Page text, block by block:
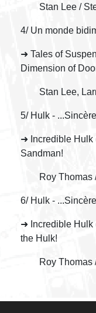
Stan Lee /
4/ Un monde
➜ Tales of
Dimension of
Stan Lee,
5/ Hulk -
➜ Incredible Hulk
Sandman!
Roy Thomas /
6/ Hulk -
➜ Incredible Hulk
the Hulk!
Roy Thomas /